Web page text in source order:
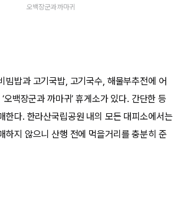
오백장군과 까마귀
빔밥과 고기국밥, 고기국수, 해물부추전에 어
오백장군과 까마귀’ 휴게소가 있다. 간단한 등
한다. 한라산국립공원 내의 모든 대피소에서는
하지 않으니 산행 전에 먹을거리를 충분히 준